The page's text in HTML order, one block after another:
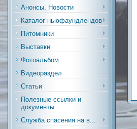
Анонсы, Новости
Каталог ньюфаундлендов
Питомники
Выставки
Фотоальбом
Видеораздел
Статьи
Полезные ссылки и
документы
Служба спасения на в...